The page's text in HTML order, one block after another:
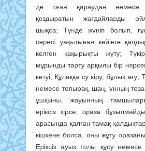
де оған қараудан немесе
қоздыратын жағдайларды
шықса; Түнде жүніп болып,
сәресі уақытынан кейінге
келген қақырықты жұту;
мұрынды тарту арқылы бір
кетуі; Құлаққа су кіру, бұлық ағу;
немесе топырақ, шаң, ұнның
ұшқыны, жауынның
еріксіз кірсе, ораза
арасында қалған тамақ
кішкене болса, оны жұту
Еріксіз ауыз толы құсу